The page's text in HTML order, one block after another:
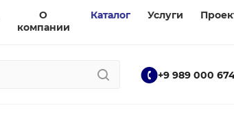
О
компании
Каталог Услуги
+9 989 000